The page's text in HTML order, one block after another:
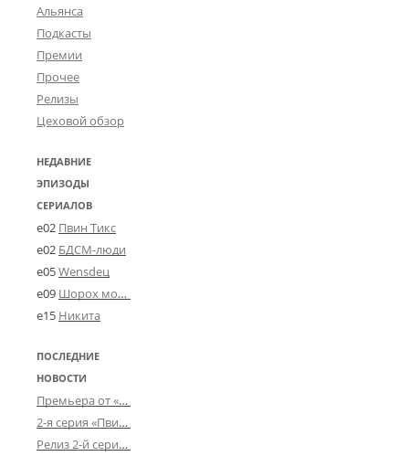
Альянса
Подкасты
Премии
Прочее
Релизы
Цеховой обзор
НЕДАВНИЕ
ЭПИЗОДЫ
СЕРИАЛОВ
e02 Пвин Тикс
e02 БДСМ-люди
e05Wensdeц
e09 Шорох мозговины
e15 Никита
ПОСЛЕДНИЕ
НОВОСТИ
Премьера от «Усталого королевства»: «Игорь начал»
2-я серия «Пвин Тикса» от 2-D
Релиз 2-й серии «БДСМ-людей» от «Аркада Фильм»